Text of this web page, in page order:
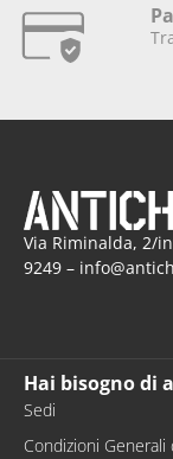
Via Riminalda, 2/
9249 –
Hai bisogno di
Sedi
Condizioni Generali